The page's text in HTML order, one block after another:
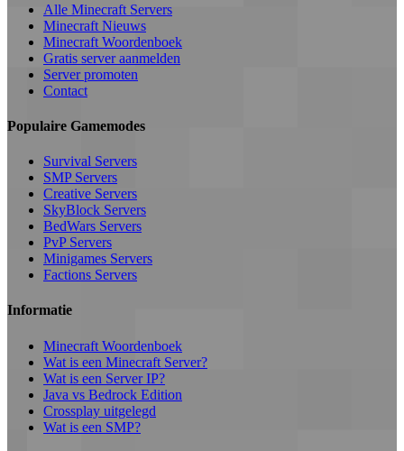
Alle Minecraft Servers
Minecraft Nieuws
Minecraft Woordenboek
Gratis server aanmelden
Server promoten
Contact
Populaire Gamemodes
Survival Servers
SMP Servers
Creative Servers
SkyBlock Servers
BedWars Servers
PvP Servers
Minigames Servers
Factions Servers
Informatie
Minecraft Woordenboek
Wat is een Minecraft Server?
Wat is een Server IP?
Java vs Bedrock Edition
Crossplay uitgelegd
Wat is een SMP?